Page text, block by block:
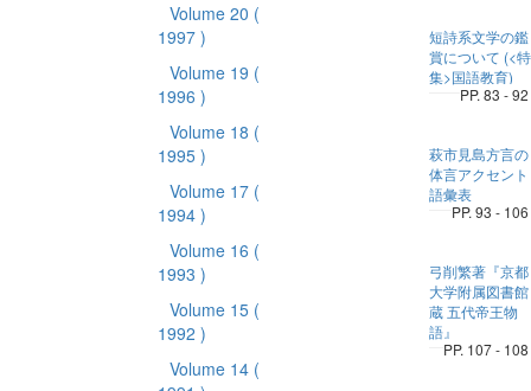
Volume 20 (
1997 )
Volume 19 (
1996 )
Volume 18 (
1995 )
Volume 17 (
1994 )
Volume 16 (
1993 )
Volume 15 (
1992 )
Volume 14 (
短詩系文学の鑑
賞について (<特
集>国語教育)
PP. 83 - 92
萩市見島方言の
体言アクセント
語彙表
PP. 93 - 106
弓削繁著『京都
大学附属図書館
蔵 五代帝王物
語』
PP. 107 - 108